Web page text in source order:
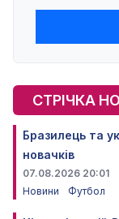
СТРІЧКА
Бразилець та
новачків
07.08.2026 20:01
Новини
Футбол